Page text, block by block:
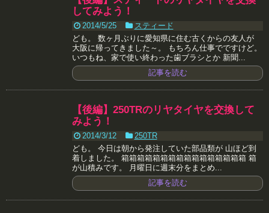
してみよう！
2014/5/25
スティード
ども。 数ヶ月ぶりに愛知県に住む古くからの友人が
大阪に帰ってきました～。 もちろん仕事でですけど。
いつもね、家で使い終わった歯ブラシとか 新聞...
記事を読む
【後編】250TRのリヤタイヤを交換して
みよう！
2014/3/12
250TR
ども。 今日は朝から発注していた部品類が 山ほど到
着しました。 箱箱箱箱箱箱箱箱箱箱箱箱箱箱箱箱 箱
が山積みです。 月曜日に週末分をまとめ...
記事を読む